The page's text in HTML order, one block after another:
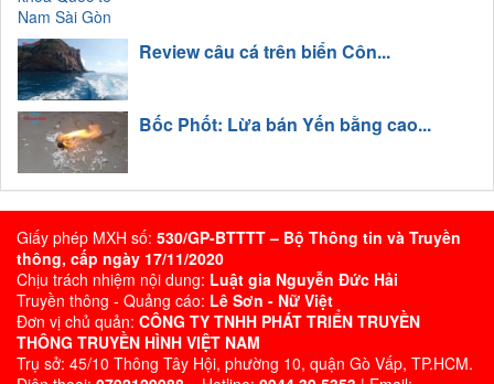
Review câu cá trên biển Côn...
Bốc Phốt: Lừa bán Yến bằng cao...
Giấy phép MXH số: 530/GP-BTTTT – Bộ Thông tin và Truyền
thông, cấp ngày 17/11/2020
Chịu trách nhiệm nội dung: Luật gia Nguyễn Đức Hải
Truyền thông - Quảng cáo: Lê Sơn - Nữ Việt
Đơn vị chủ quản: CÔNG TY TNHH PHÁT TRIỂN TRUYỀN
THÔNG TRUYỀN HÌNH VIỆT NAM
Trụ sở: 45/10 Thông Tây Hội, phường 10, quận Gò Vấp, TP.HCM.